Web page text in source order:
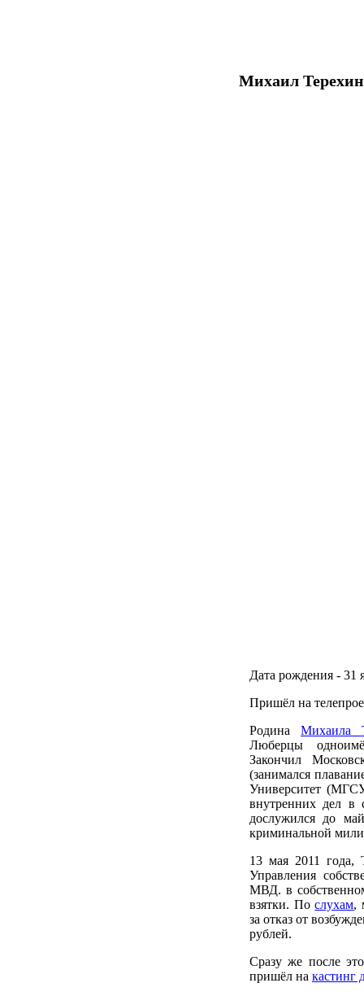
Михаил Терехин
Дата рождения - 31
Пришёл на
РодинаМихаила
Люберцы
Закончил
(занимался
Университет
внутренних дел в
дослужился до
криминальной
13 мая 2011 года,
Управления
МВД. в
взятки. Послухам,
за отказ от
рублей.
Сразу же после
пришёл на кастинг